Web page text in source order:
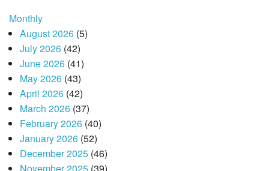
Monthly
August 2026(5)
July 2026(42)
June 2026(41)
May 2026(43)
April 2026(42)
March 2026(37)
February 2026(40)
January 2026(52)
December 2025(46)